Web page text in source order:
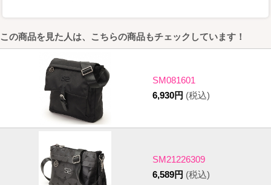
この商品を見た人は、こちらの商品もチェックしています！
SM081601
6,930円 (税込)
SM21226309
6,589円 (税込)